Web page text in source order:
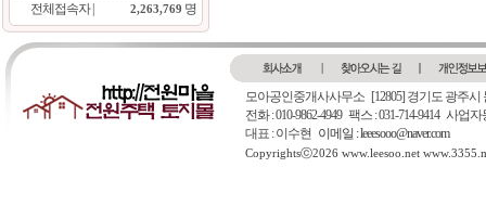
전체접속자 |
2,263,769 명
모아공인중개사사무소 [12805] 경기도 광주
전화 : 010-9862-4949 팩스 : 031-714-9414 사업
대표 : 이수현 이메일 : leeesooo@naver.com
Copyrightsⓒ2026 www.leesoo.net